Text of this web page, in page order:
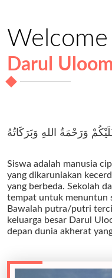
Darul
وَرَحْمَةُ اللهِ وَبَرَكَاتُهُ
Siswa adalah manusia
yang dikaruniakan
yang berbeda. Sekolah
tempat untuk menuntun
Bawalah putra/putri
keluarga besar Darul
depan dunia akherat